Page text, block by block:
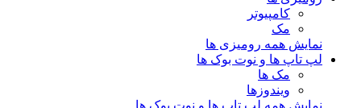
کامپیوتر
مک
نمایش همه رومیزی ها
لپ تاپ ها و نوت بوک ها
مک ها
ویندوزها
نمایش همه لپ تاپ ها و نوت بوک ها